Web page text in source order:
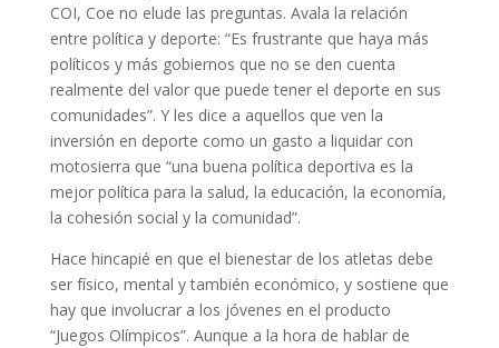
COI, Coe no elude las preguntas. Avala la relación
entre política y deporte: “Es frustrante que haya más
políticos y más gobiernos que no se den cuenta
realmente del valor que puede tener el deporte en sus
comunidades”. Y les dice a aquellos que ven la
inversión en deporte como un gasto a liquidar con
motosierra que “una buena política deportiva es la
mejor política para la salud, la educación, la economía,
la cohesión social y la comunidad”.
Hace hincapié en que el bienestar de los atletas debe
ser físico, mental y también económico, y sostiene que
hay que involucrar a los jóvenes en el producto
“Juegos Olímpicos”. Aunque a la hora de hablar de